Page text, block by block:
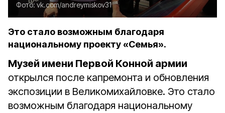
Фото: vk.com/andreymiskov31
Это стало возможным благодаря
национальному проекту «Семья».
Музей имени Первой Конной армии
открылся после капремонта и обновления
экспозиции в Великомихайловке. Это стало
возможным благодаря национальному